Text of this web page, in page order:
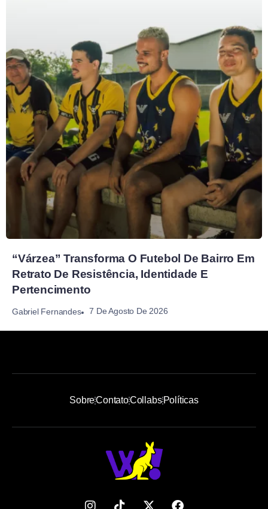
“Várzea” Transforma O Futebol De Bairro Em
Retrato De Resistência, Identidade E
Pertencimento
Gabriel Fernandes 7 De Agosto De 2026
SobreContatoCollabsPolíticas